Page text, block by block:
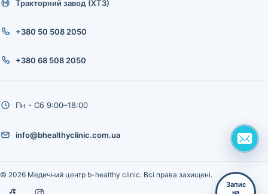
Тракторний завод (ХТЗ)
+380 50 508 2050
+380 68 508 2050
Пн - Сб 9:00–18:00
info@bhealthyclinic.com.ua
© 2026 Медичний центр b-healthy clinic. Всі права захищені.
Запис
на